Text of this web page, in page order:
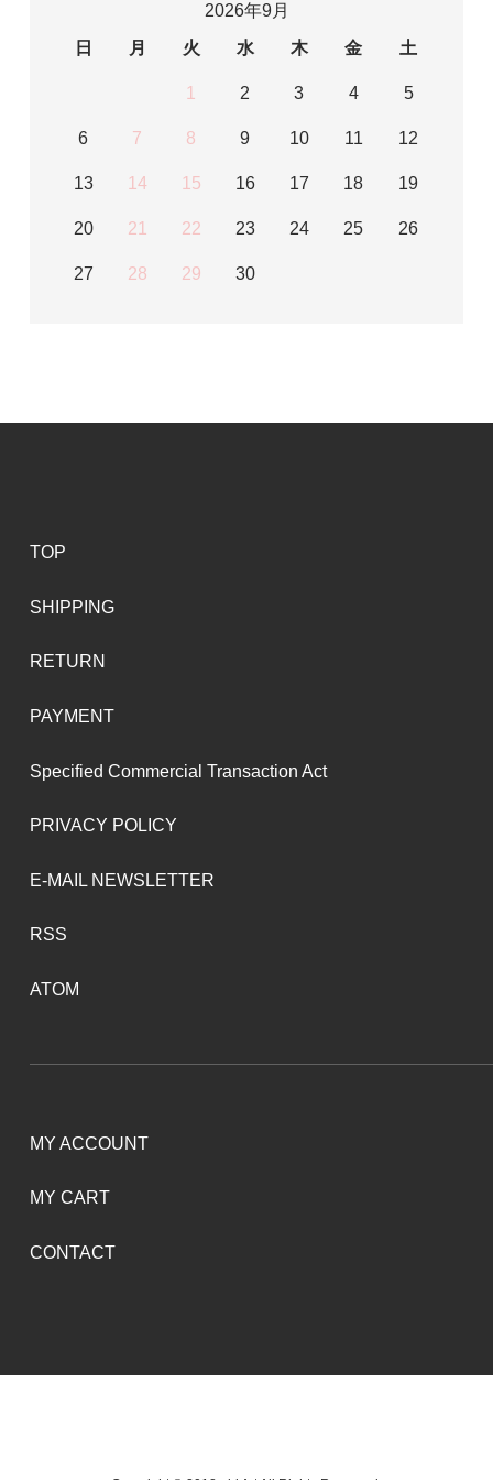
2026年9月
日
月 火 水 木 金 土
1 2 3 4 5
6 7 8 9 10 11 12
13 14 15 16 17 18 19
20 21 22 23 24 25 26
27 28 29 30
TOP
SHIPPING
RETURN
PAYMENT
Specified Commercial Transaction Act
PRIVACY POLICY
E-MAIL NEWSLETTER
RSS
ATOM
MY ACCOUNT
MY CART
CONTACT